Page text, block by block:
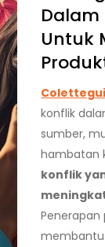
Dalam
Untuk
konflik
sumber,
hambatan
konflik
membantu